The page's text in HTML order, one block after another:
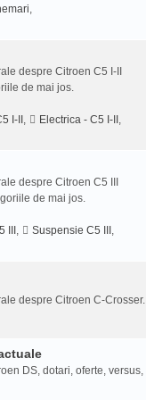
,
despre Citroen C5 I-II
de mai jos.
I-II , Electrica - C5 I-II ,
despre Citroen C5 III
de mai jos.
, Suspensie C5 III ,
despre Citroen C-Crosser.
DS, dotari, oferte, versus,